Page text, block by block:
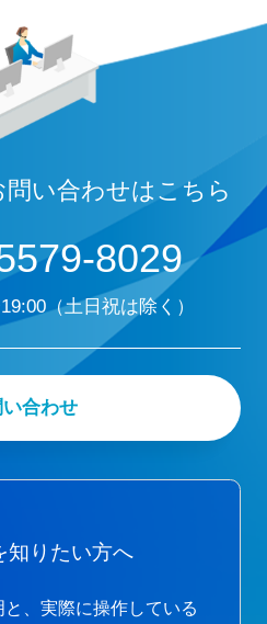
い合わせはこちら
8029
（土日祝は除く）
い合わせ
知りたい方へ
、実際に操作している